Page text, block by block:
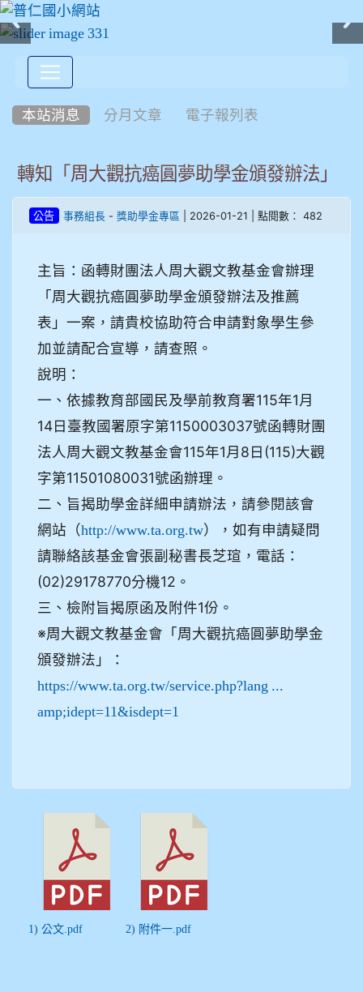
本站消息 分月文章 電子報列表
轉知「周大觀抗癌圓夢助學金頒發辦法」
公告 事務組長 - 獎助學金專區 | 2026-01-21 | 點閱數： 482
主旨：函轉財團法人周大觀文教基金會辦理
「周大觀抗癌圓夢助學金頒發辦法及推薦
表」一案，請貴校協助符合申請對象學生參
加並請配合宣導，請查照。
說明：
一、依據教育部國民及學前教育署115年1月
14日臺教國署原字第1150003037號函轉財團
法人周大觀文教基金會115年1月8日(115)大觀
字第11501080031號函辦理。
二、旨揭助學金詳細申請辦法，請參閱該會
網站（http://www.ta.org.tw），如有申請疑問
請聯絡該基金會張副秘書長芝瑄，電話：
(02)29178770分機12。
三、檢附旨揭原函及附件1份。
※周大觀文教基金會「周大觀抗癌圓夢助學金
頒發辦法」：
https://www.ta.org.tw/service.php?lang ...
amp;idept=11&isdept=1
1) 公文.pdf 2) 附件一.pdf